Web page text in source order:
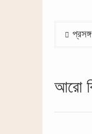
Post
আরো